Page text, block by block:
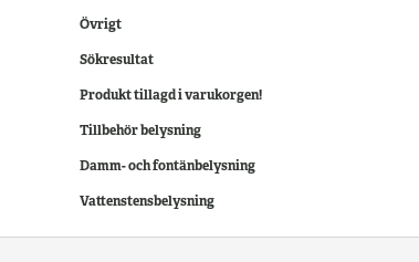
Övrigt
Sökresultat
Produkt tillagd i varukorgen!
Tillbehör belysning
Damm- och fontänbelysning
Vattenstensbelysning